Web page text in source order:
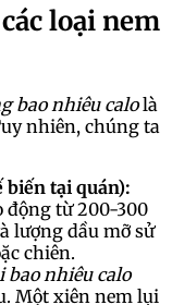
loại nem
bao nhiêu calolà
nhiên, chúng ta
tại quán):
động từ 200-300
lượng dầu mỡ sử
chiên.
bao nhiêu calo
Một xiên nem lụi